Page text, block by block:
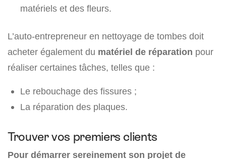
matériels et des fleurs.
L’auto-entrepreneur en nettoyage de tombes doit
acheter également du matériel de réparation pour
réaliser certaines tâches, telles que :
Le rebouchage des fissures ;
La réparation des plaques.
Trouver vos premiers clients
Pour démarrer sereinement son projet de